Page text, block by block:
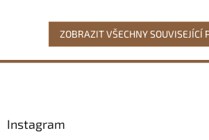
ZOBRAZIT VŠECHNY SOUVISEJÍCÍ
Instagram